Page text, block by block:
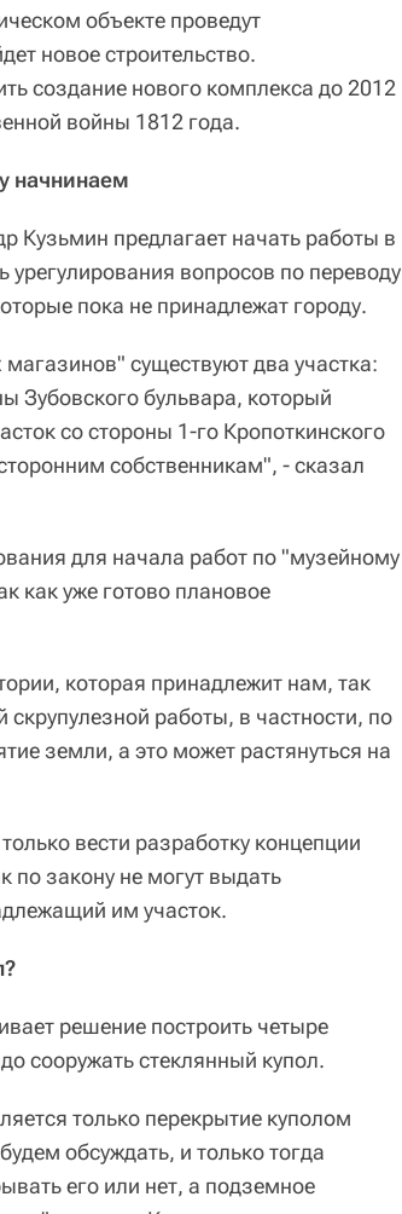
объекте проведут
новое строительство.
создание нового комплекса до 2012
войны 1812 года.
начнинаем
Кузьмин предлагает начать работы в
вопросов по переводу
пока не принадлежат городу.
существуют два участка:
Зубовского бульвара, который
со стороны 1-го Кропоткинского
собственникам", - сказал
для начала работ по "музейному
как уже готово плановое
которая принадлежит нам, так
скрупулезной работы, в частности, по
земли, а это может растянуться на
вести разработку концепции
по закону не могут выдать
им участок.
решение построить четыре
сооружать стеклянный купол.
только перекрытие куполом
обсуждать, и только тогда
его или нет, а подземное